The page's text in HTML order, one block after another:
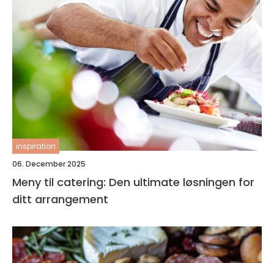
inspiration
06. December 2025
Meny til catering: Den ultimate løsningen for
ditt arrangement